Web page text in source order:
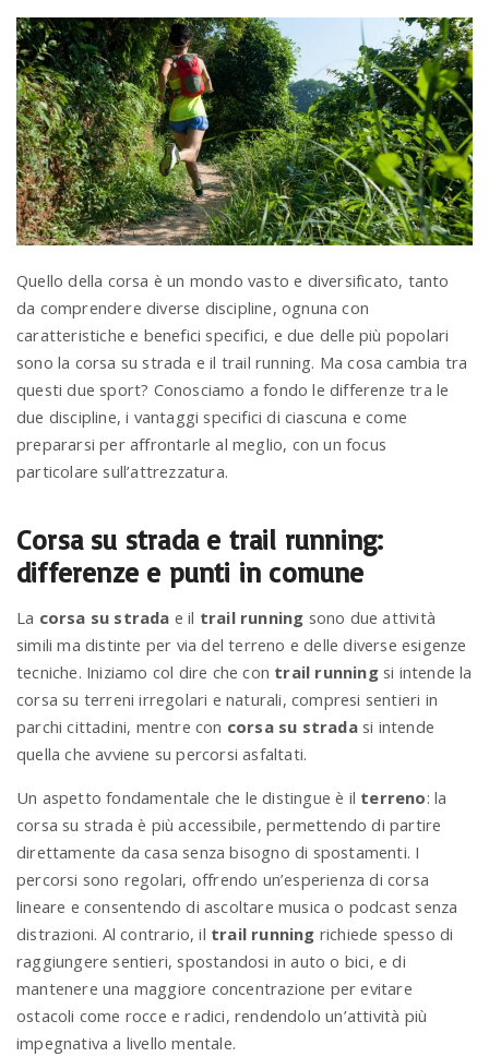
a
v
i
g
a
i
o
n
Quello della corsa è un mondo vasto e diversificato, tanto
da comprendere diverse discipline, ognuna con
caratteristiche e benefici specifici, e due delle più popolari
sono la corsa su strada e il trail running. Ma cosa cambia tra
questi due sport? Conosciamo a fondo le differenze tra le
due discipline, i vantaggi specifici di ciascuna e come
prepararsi per affrontarle al meglio, con un focus
particolare sull’attrezzatura.
Corsa su strada e trail running:
differenze e punti in comune
La corsa su strada e il trail running sono due attività
simili ma distinte per via del terreno e delle diverse esigenze
tecniche. Iniziamo col dire che con trail runningsi intende la
corsa su terreni irregolari e naturali, compresi sentieri in
parchi cittadini, mentre con corsa su stradasi intende
quella che avviene su percorsi asfaltati.
Un aspetto fondamentale che le distingue è il terreno: la
corsa su strada è più accessibile, permettendo di partire
direttamente da casa senza bisogno di spostamenti. I
percorsi sono regolari, offrendo un’esperienza di corsa
lineare e consentendo di ascoltare musica o podcast senza
distrazioni. Al contrario, il trail running richiede spesso di
raggiungere sentieri, spostandosi in auto o bici, e di
mantenere una maggiore concentrazione per evitare
ostacoli come rocce e radici, rendendolo un’attività più
impegnativa a livello mentale.